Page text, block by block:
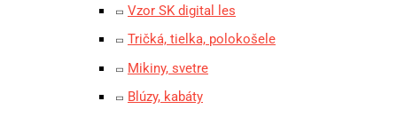
Vzor SK digital les
Tričká, tielka, polokošele
Mikiny, svetre
Blúzy, kabáty